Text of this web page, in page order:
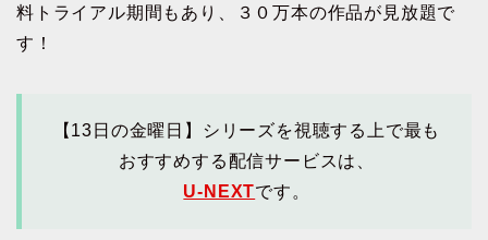
料トライアル期間もあり、３０万本の作品が見放題で
す！
【13日の金曜日】シリーズを視聴する上で最も
おすすめする配信サービスは、
U-NEXTです。